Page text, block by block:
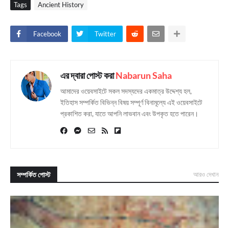
Tags Ancient History
Facebook Twitter
এর দ্বারা পোস্ট করাNabarun Saha
আমাদের ওয়েবসাইটে সকল সদস্যদের একমাত্র উদ্দেশ্য হল,
ইতিহাস সম্পর্কিত বিভিন্ন বিষয় সম্পূর্ণ বিনামূল্যে এই ওয়েবসাইটে
প্রকাশিত করা, যাতে আপনি লাভবান এবং উপকৃত হতে পারেন।
সম্পর্কিত পোস্ট আরও দেখান